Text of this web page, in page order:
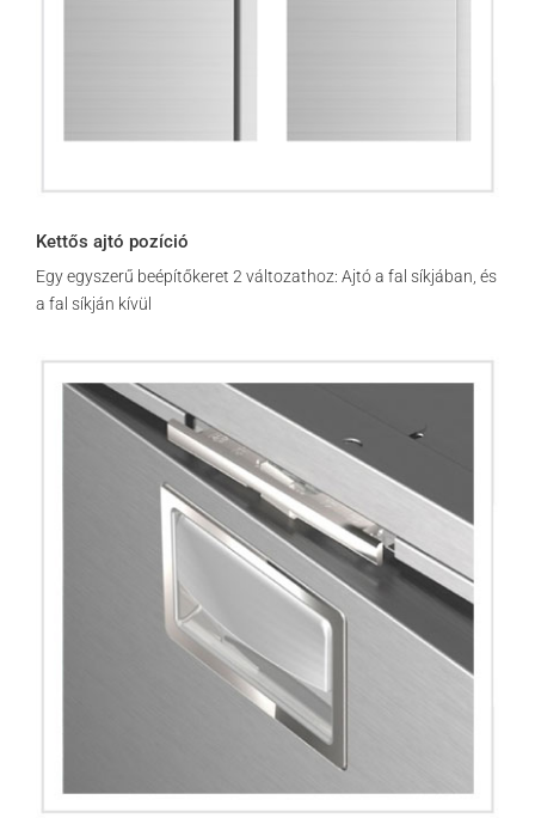
Kettős ajtó pozíció
Egy egyszerű beépítőkeret 2 változathoz: Ajtó a fal síkjában, és
a fal síkján kívül